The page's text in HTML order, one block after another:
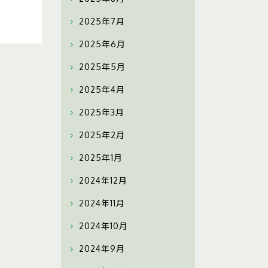
2025年7月
2025年6月
2025年5月
2025年4月
2025年3月
2025年2月
2025年1月
2024年12月
2024年11月
2024年10月
2024年9月